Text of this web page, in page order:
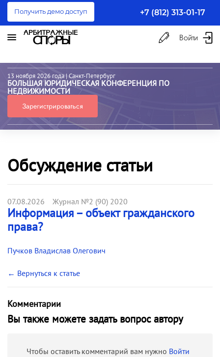
Получить демо доступ +7 (812) 313-01-17
Войти
13 ноября 2026 года | Санкт-Петербург
БОЛЬШАЯ ЮРИДИЧЕСКАЯ КОНФЕРЕНЦИЯ ПО
НЕДВИЖИМОСТИ
Зарегистрироваться
Обсуждение статьи
07.08.2026 Журнал №2 (90) 2020
Информация – объект гражданского
права?
Пучков Владислав Олегович
← Вернуться к статье
Комментарии
Вы также можете задать вопрос автору
Чтобы оставить комментарий вам нужно Войти